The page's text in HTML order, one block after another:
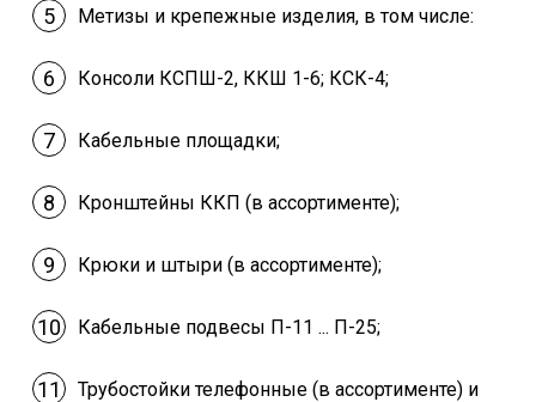
Метизы и крепежные изделия, в том числе:
Консоли КСПШ-2, ККШ 1-6; КСК-4;
Кабельные площадки;
Кронштейны ККП (в ассортименте);
Крюки и штыри (в ассортименте);
Кабельные подвесы П-11 ... П-25;
Трубостойки телефонные (в ассортименте) и